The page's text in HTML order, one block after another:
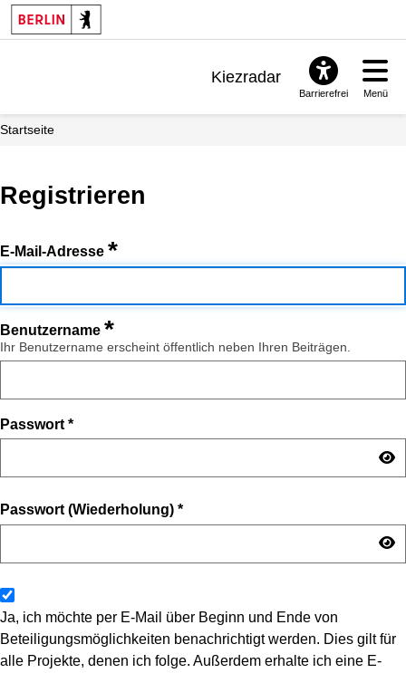
Kiezradar
Barrierefrei Menü
Startseite
Registrieren
E-Mail-Adresse *
Benutzername *
Ihr Benutzername erscheint öffentlich neben Ihren Beiträgen.
Passwort *
Passwort (Wiederholung) *
Ja, ich möchte per E-Mail über Beginn und Ende von
Beteiligungsmöglichkeiten benachrichtigt werden. Dies gilt für
alle Projekte, denen ich folge. Außerdem erhalte ich eine E-